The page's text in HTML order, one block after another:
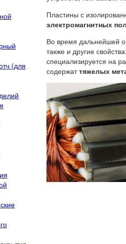
(для
Пластины с
электромагнитных
Во время дальнейшей
также и другие
специализируется на
содержаттяжелых